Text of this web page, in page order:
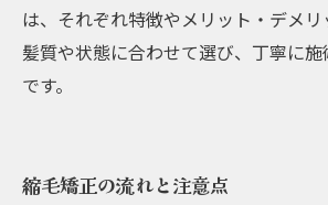
は、それぞれ特徴やメリット・デメリ
髪質や状態に合わせて選び、丁寧に
です。
縮毛矯正の流れと注意点